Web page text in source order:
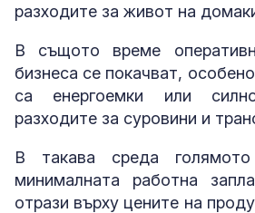
разходите за живот на
В същото време
бизнеса се покачват,
са енергоемки или
разходите за суровини и
В такава среда
минималната работна
отрази върху цените на